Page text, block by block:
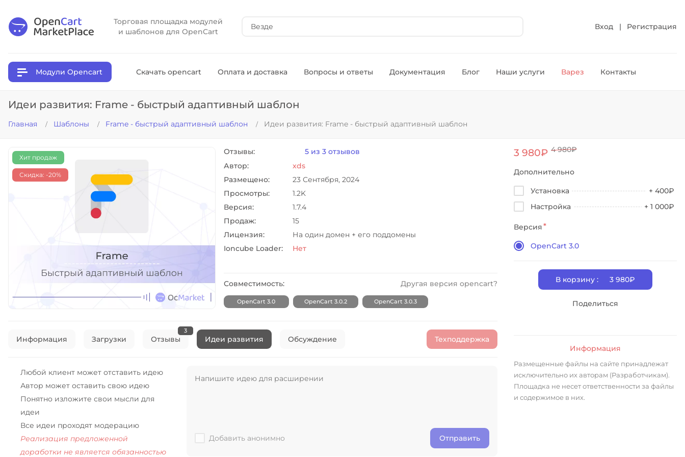
Торговая площадка модулей
и шаблонов для OpenCart
Везде Вход | Регистрация
Модули Opencart Скачать opencart Оплата и доставка Вопросы и ответы Документация Блог Наши услуги Варез Контакты
Идеи развития: Frame - быстрый адаптивный шаблон
Главная Шаблоны Frame - быстрый адаптивный шаблон Идеи развития: Frame - быстрый адаптивный шаблон
Хит продаж
Скидка: -20%
Отзывы:
5 из 3 отзывов
Автор:
xds
Размещено:
23 Сентября, 2024
Просмотры:
1.2K
Версия:
1.7.4
Продаж:
15
Лицензия:
На один домен + его поддомены
Ioncube Loader:
Нет
Совместимость: Другая версия opencart?
OpenCart 3.0 OpenCart 3.0.2 OpenCart 3.0.3
Информация Загрузки Отзывы
3
Идеи развития Обсуждение Техподдержка
Любой клиент может отставить идею
Автор может оставить свою идею
Понятно изложите свои мысли для
идеи
Все идеи проходят модерацию
Реализация предложенной
доработки не является обязанностью
Добавить анонимно Отправить
3 980₽ 4 980₽
Дополнительно
Установка
+ 400₽
Настройка
+ 1 000₽
Версия
OpenCart 3.0
В корзину : 3 980₽
Поделиться
Информация
Размещенные файлы на сайте принадлежат
исключительно их авторам (Разработчикам).
Площадка не несет ответственности за файлы
и содержимое в них.